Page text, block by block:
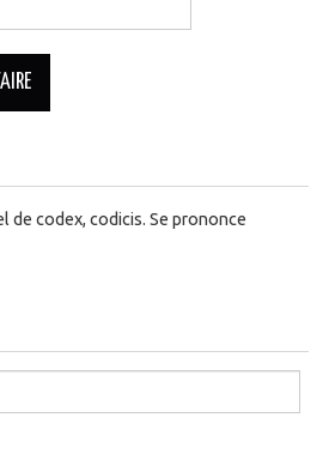
de codex, codicis. Se prononce